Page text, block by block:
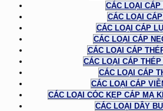
CÁC LOẠI CÁP
CÁC LOẠI
CÁC LOẠI CÁP
CÁC LOẠI CÁP
CÁC LOẠI CÁP
CÁC LOẠI CÁP THÉP
CÁC LOẠI CÁP
CÁC LOẠI CÁP
CÁC LOẠI CÓC KẸP CÁP MẠ
CÁC LOẠI DÂY